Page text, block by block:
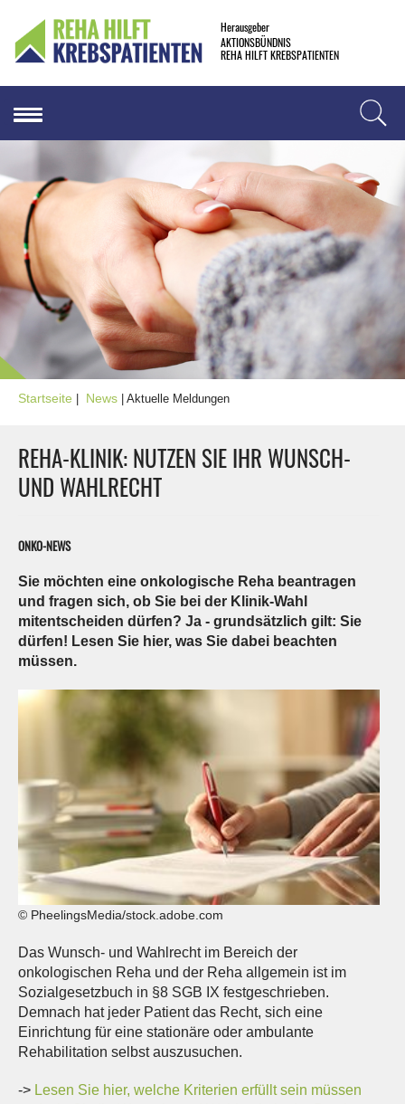
Herausgeber
AKTIONSBÜNDNIS
REHA HILFT KREBSPATIENTEN
Startseite News | Aktuelle Meldungen
REHA-KLINIK: NUTZEN SIE IHR WUNSCH-
UND WAHLRECHT
ONKO-NEWS
Sie möchten eine onkologische Reha beantragen
und fragen sich, ob Sie bei der Klinik-Wahl
mitentscheiden dürfen? Ja - grundsätzlich gilt: Sie
dürfen! Lesen Sie hier, was Sie dabei beachten
müssen.
© PheelingsMedia/stock.adobe.com
Das Wunsch- und Wahlrecht im Bereich der
onkologischen Reha und der Reha allgemein ist im
Sozialgesetzbuch in §8 SGB IX festgeschrieben.
Demnach hat jeder Patient das Recht, sich eine
Einrichtung für eine stationäre oder ambulante
Rehabilitation selbst auszusuchen.
-> Lesen Sie hier, welche Kriterien erfüllt sein müssen